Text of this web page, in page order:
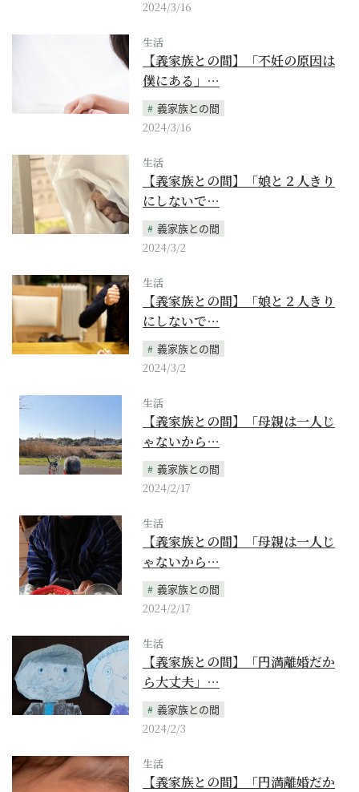
2024/3/16
生活
【義家族との間】「不妊の原因は
僕にある」…
義家族との間
2024/3/16
生活
【義家族との間】「娘と２人きり
にしないで…
義家族との間
2024/3/2
生活
【義家族との間】「娘と２人きり
にしないで…
義家族との間
2024/3/2
生活
【義家族との間】「母親は一人じ
ゃないから…
義家族との間
2024/2/17
生活
【義家族との間】「母親は一人じ
ゃないから…
義家族との間
2024/2/17
生活
【義家族との間】「円満離婚だか
ら大丈夫」…
義家族との間
2024/2/3
生活
【義家族との間】「円満離婚だか